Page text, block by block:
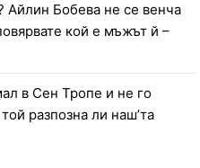
Айлин Бобева не се венча
кой е мъжът й –
в Сен Тропе и не го
разпозна ли наш’та